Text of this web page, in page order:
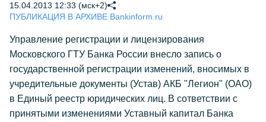
15.04.2013 12:33 (мск+2)
ПУБЛИКАЦИЯ В АРХИВЕ Bankinform.ru
Управление регистрации и лицензирования
Московского ГТУ Банка России внесло запись о
государственной регистрации изменений, вносимых в
учредительные документы (Устав) АКБ "Легион" (ОАО)
в Единый реестр юридических лиц. В сответствии с
принятыми изменениями Уставный капитал Банка